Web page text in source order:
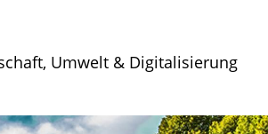
Umwelt & Digitalisierung